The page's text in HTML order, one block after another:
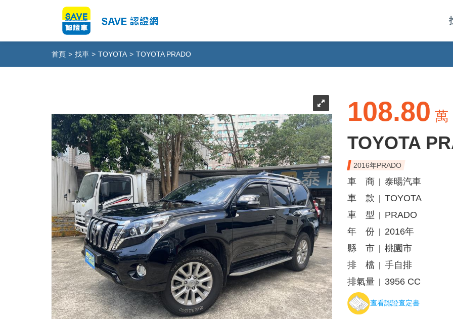
首頁 > 找車 > TOYOTA > TOYOTA PRADO
108.80 萬
TOYOTA
2016年PRADO
車 商
泰暘汽車
車 款
TOYOTA
車 型
PRADO
年 份
2016年
縣 市
桃園市
排 檔
手自排
排氣量
3956 CC
查看認證查定書